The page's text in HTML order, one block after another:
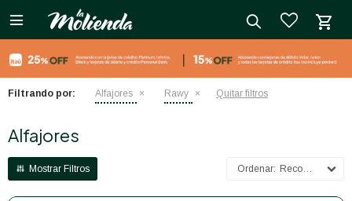

Filtrando por: Alfajores Rawy Quitar filtros
Alfajores
Recomendados